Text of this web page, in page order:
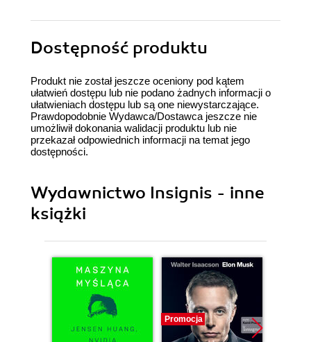
Dostępność produktu
Produkt nie został jeszcze oceniony pod kątem
ułatwień dostępu lub nie podano żadnych informacji o
ułatwieniach dostępu lub są one niewystarczające.
Prawdopodobnie Wydawca/Dostawca jeszcze nie
umożliwił dokonania walidacji produktu lub nie
przekazał odpowiednich informacji na temat jego
dostępności.
Wydawnictwo Insignis - inne
książki
Promocja